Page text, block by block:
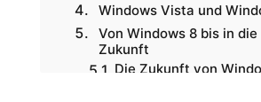
Windows Vista und
Von Windows 8 bis in die
Zukunft
Die Zukunft von